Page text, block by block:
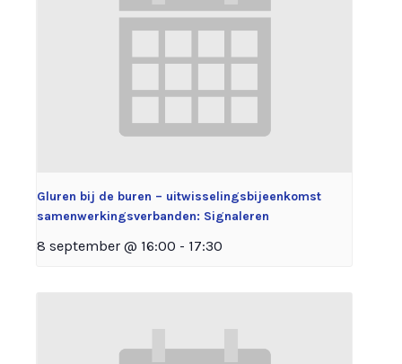
Gluren bij de buren – uitwisselingsbijeenkomst
samenwerkingsverbanden: Signaleren
8 september @ 16:00 - 17:30